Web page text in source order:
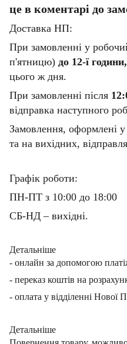
це в коментарі до
Доставка НП:
При замовленні у
п'ятницю) до 12-ї години,
цього ж дня.
При замовленні після
відправка наступного
Замовлення, оформлені у
та на вихідних,
Графік роботи:
ПН-ПТ з 10:00 до 18:00
СБ-НД – вихідні.
Детальніше
- онлайн за допомогою
- переказ коштів на
- оплата у відділенні
Детальніше